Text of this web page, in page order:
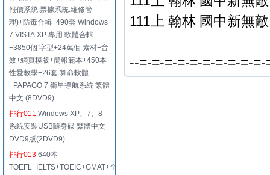
報價系統.票據系統.維修管
理)+防毒合輯+490套 Windows
7.VISTA.XP 專用 軟體合輯
+3850個 字型+24萬個 素材+音
效+網頁模版+簡報範本+450本
性愛教學+26套 算命軟體
+PAPAGO 7 衛星導航系統 繁體
中文 (8DVD9)
排行011 Windows XP、7、8
系統安裝USB隨身碟 繁體中文
DVD9版(2DVD9)
排行013 640本
TOEFL+IELTS+TOEIC+GMAT+全
111上 翰林 國中新無
--=-=-=-=-=-=-=-=-=-